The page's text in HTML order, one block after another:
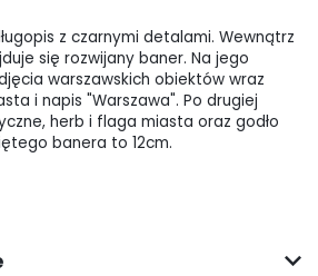
z czarnymi detalami. Wewnątrz
się rozwijany baner. Na jego
warszawskich obiektów wraz
i napis "Warszawa". Po drugiej
herb i flaga miasta oraz godło
banera to 12cm.